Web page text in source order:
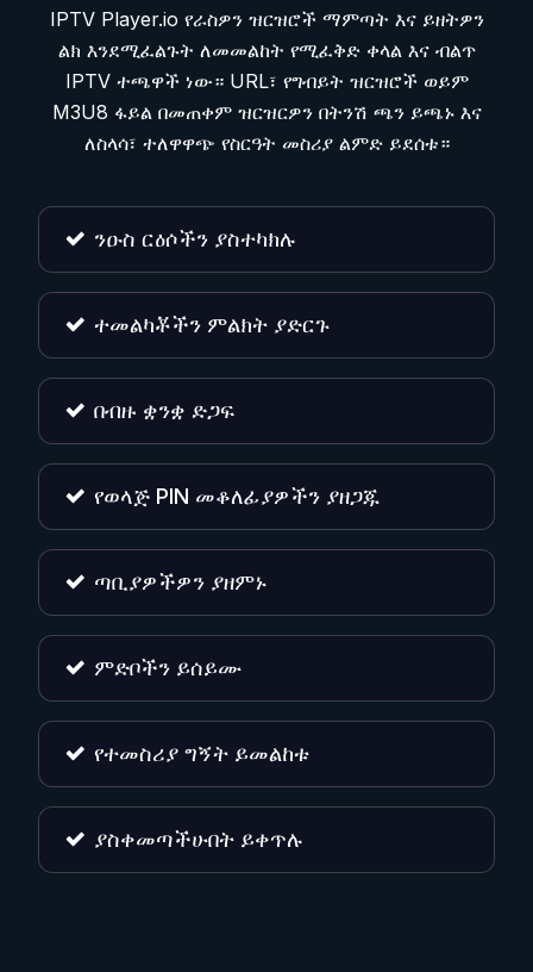
IPTV Player.io የራስዎን ዝርዝሮች ማምጣት እና ይዘትዎን
ልክ እንደሚፈልጉት ለመመልከት የሚፈቅድ ቀላል እና ብልጥ
IPTV ተጫዋች ነው። URL፣ የግብይት ዝርዝሮች ወይም
M3U8 ፋይል በመጠቀም ዝርዝርዎን በትንሽ ጫን ይጫኑ እና
ለስላሳ፣ ተለዋዋጭ የስርዓት መስሪያ ልምድ ይደሰቱ።
ንዑስ ርዕሶችን ያስተካክሉ
ተመልካቾችን ምልክት ያድርጉ
በብዙ ቋንቋ ድጋፍ
የወላጅ PIN መቆለፊያዎችን ያዘጋጁ
ጣቢያዎችዎን ያዘምኑ
ምድቦችን ይሰይሙ
የተመስሪያ ግኝት ይመልከቱ
ያስቀመጣችሁበት ይቀጥሉ